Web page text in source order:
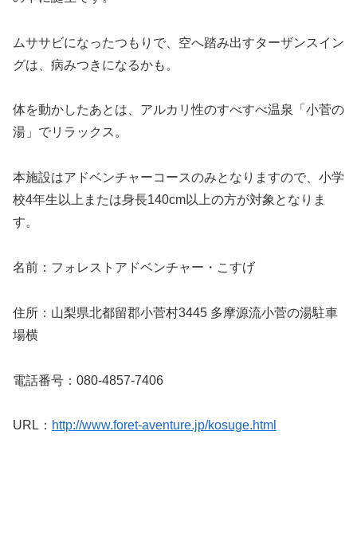
ムササビになったつもりで、空へ踏み出すターザンスイン
グは、病みつきになるかも。
体を動かしたあとは、アルカリ性のすべすべ温泉「小菅の
湯」でリラックス。
本施設はアドベンチャーコースのみとなりますので、小学
校4年生以上または身長140cm以上の方が対象となりま
す。
名前：フォレストアドベンチャー・こすげ
住所：山梨県北都留郡小菅村3445 多摩源流小菅の湯駐車
場横
電話番号：080-4857-7406
URL： http://www.foret-aventure.jp/kosuge.html